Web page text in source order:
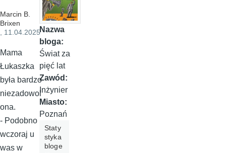
Marcin B.
Brixen
, 11.04.2025
Mama
Łukaszka
była bardzo
niezadowol
ona.
- Podobno
wczoraj u
was w
Nazwa
bloga:
Świat za
pięć lat
Zawód:
Inżynier
Miasto:
Poznań
Staty
styka
bloge